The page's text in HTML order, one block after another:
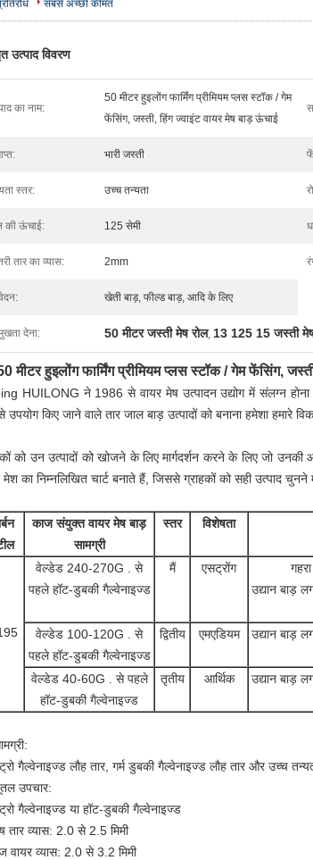
सबसे अच्छी कीमत
उत्पाद विवरण
का नाम:
50 मीटर हुइलोंग फार्मिंग प्रीमियम प्लस स्टॉक / गेम
फेंसिंग, जस्ती, हिंग ज्वाइंट वायर मेष बाड़ ऊंचाई
भारी जस्ती
स्तर: उच्च तन्यता
की ऊंचाई: 125 सेमी
तार का व्यास: 2mm
खेती बाड़, फील्ड बाड़, आदि के लिए
देना: 50 मीटर जस्ती मेष रोल, 13 125 15 जस्ती
मीटर हुइलोंग फार्मिंग प्रीमियम प्लस स्टॉक / गेम फेंसिंग,
HUILONG ने 1986 से वायर मेष उत्पादन उद्योग में संलग्न
उपयोग किए जाने वाले तार जाल बाड़ उत्पादों को बनाना हमेशा हमारे
को उन उत्पादों को खोजने के लिए मार्गदर्शन करने के लिए जो
मेश का निम्नलिखित चार्ट बनाते हैं, जिससे ग्राहकों को सही उत्पाद
काज संयुक्त वायर मेष बाड़
सामग्री
स्तर विशेषता
वेल्डेड 240-270G . से
पहले हॉट-डुबकी गैल्वेनाइज्ड
मैं एसट्रोंग
उद्यान बाड़
वेल्डेड 100-120G . से
पहले हॉट-डुबकी गैल्वेनाइज्ड
द्वितीय एमएडियम उद्यान बाड़
वेल्डेड 40-60G . से पहले
हॉट-डुबकी गैल्वेनाइज्ड
तृतीय आर्थिक उद्यान बाड़
गैल्वेनाइज्ड लौह तार, गर्म डुबकी गैल्वेनाइज्ड लौह तार और उच्च
उपचार:
गैल्वेनाइज्ड या हॉट-डुबकी गैल्वेनाइज्ड
तार व्यास: 2.0 से 2.5 मिमी
वायर व्यास: 2.0 से 3.2 मिमी